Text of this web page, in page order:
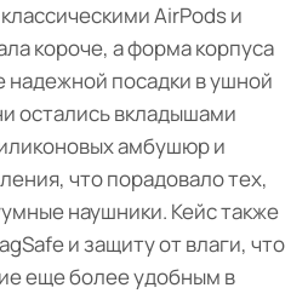
AirPods и
короче, а форма корпуса
надежной посадки в ушной
остались вкладышами
амбушюр и
что порадовало тех,
наушники. Кейс также
и защиту от влаги, что
еще более удобным в